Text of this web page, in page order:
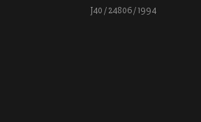
J40 / 24806 / 1994